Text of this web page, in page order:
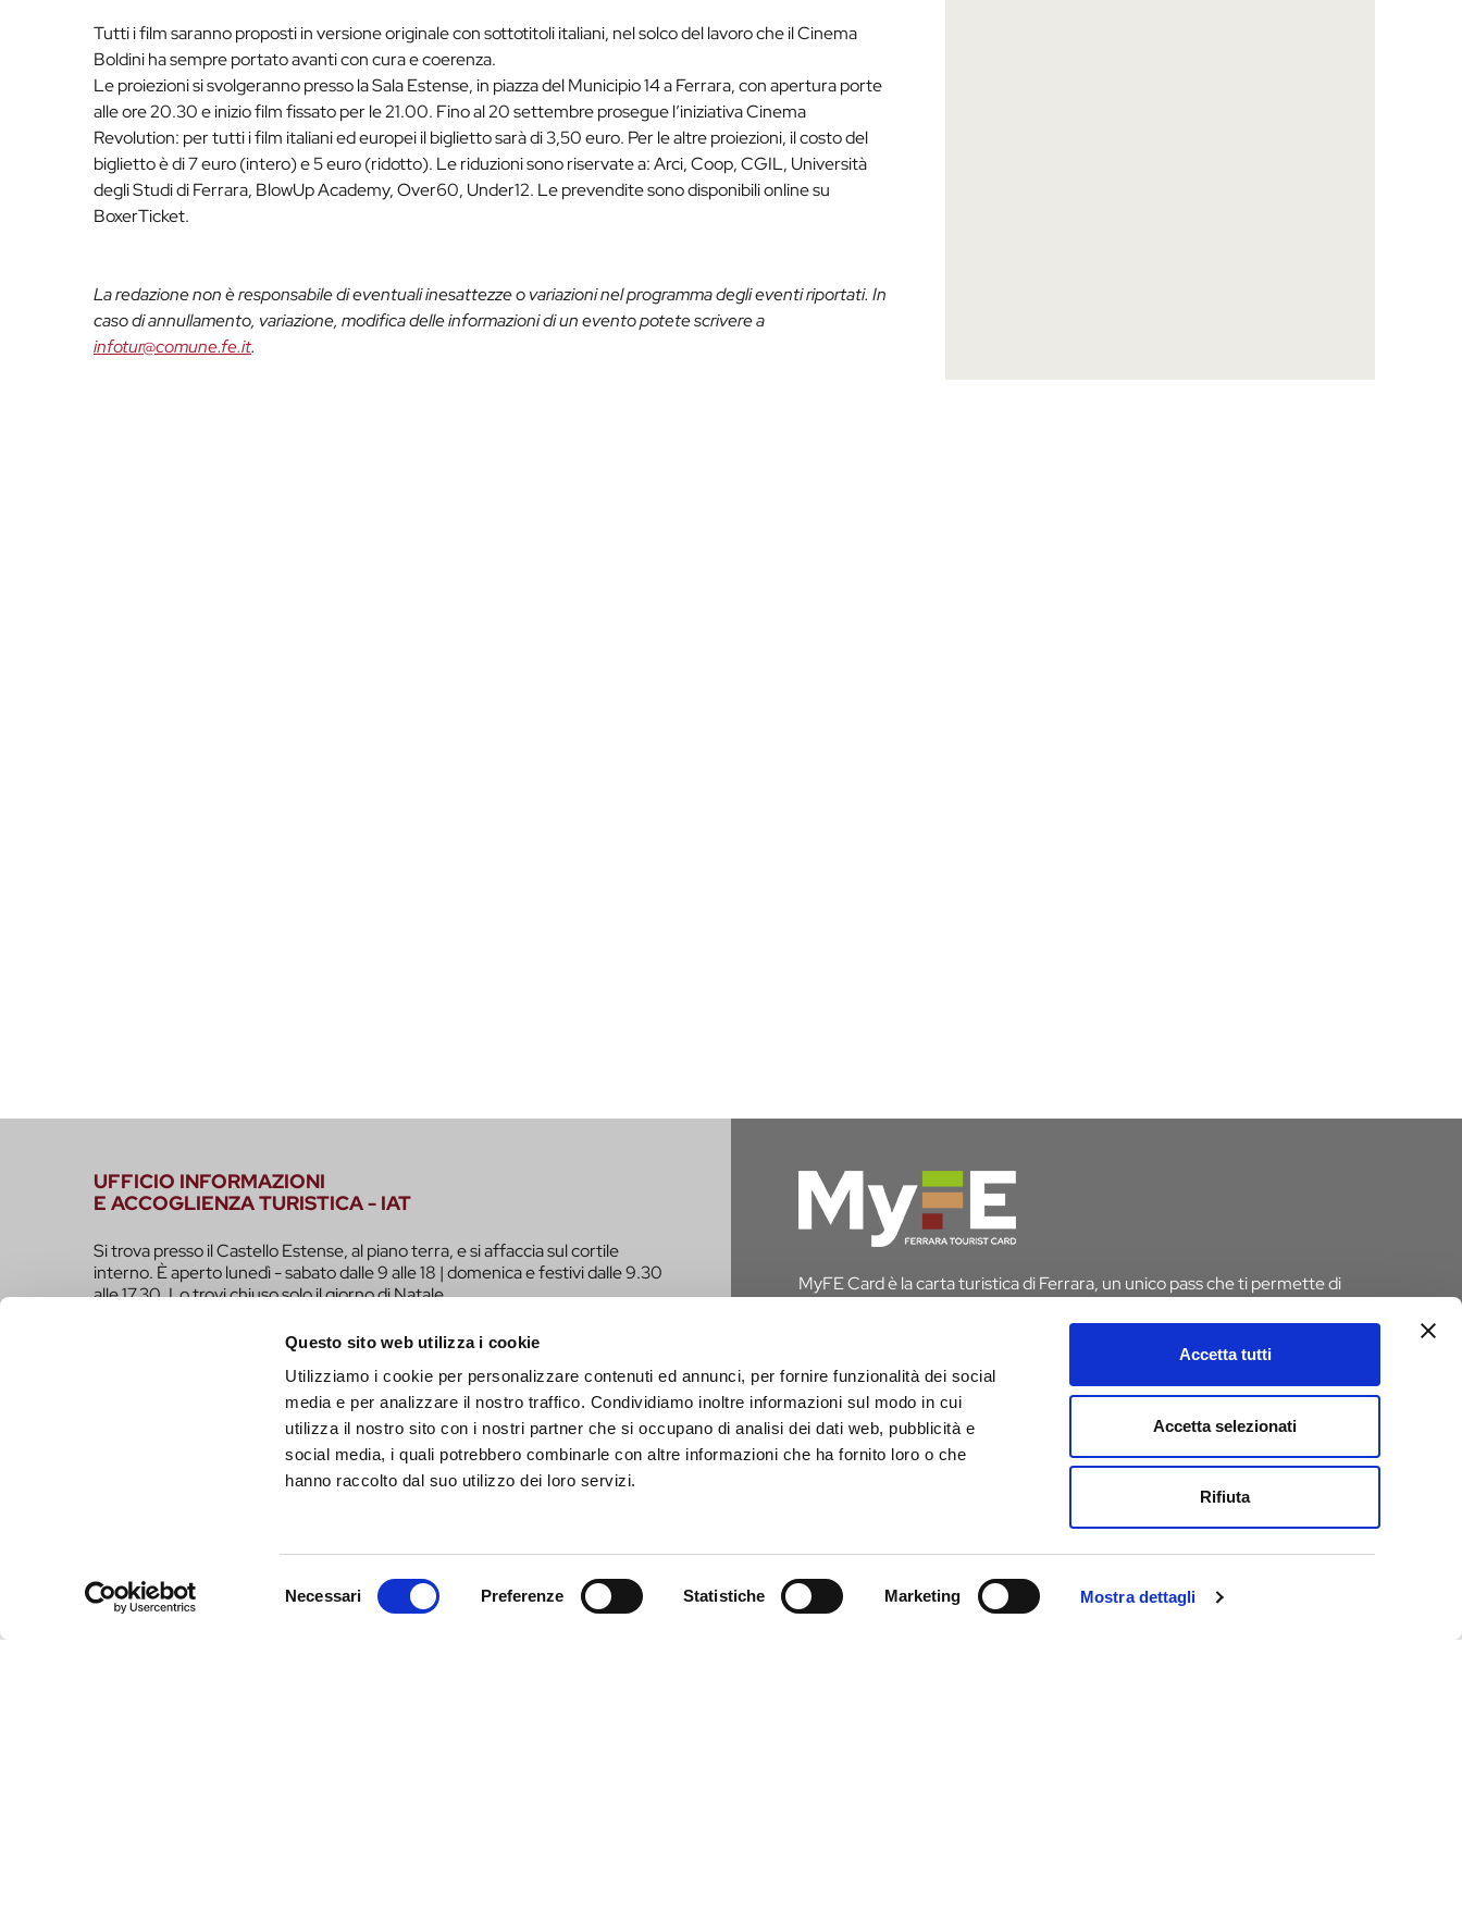
Questo sito web utilizza i cookie
Utilizziamo i cookie per personalizzare contenuti ed annunci, per fornire funzionalità dei social
media e per analizzare il nostro traffico. Condividiamo inoltre informazioni sul modo in cui
utilizza il nostro sito con i nostri partner che si occupano di analisi dei dati web, pubblicità e
social media, i quali potrebbero combinarle con altre informazioni che ha fornito loro o che
hanno raccolto dal suo utilizzo dei loro servizi.
Necessari Preferenze Statistiche Marketing Mostra dettagli
Accetta tutti
Accetta selezionati
Rifiuta
Tutti i film saranno proposti in versione originale con sottotitoli italiani, nel solco del lavoro che il Cinema
Boldini ha sempre portato avanti con cura e coerenza.
Le proiezioni si svolgeranno presso la Sala Estense, in piazza del Municipio 14 a Ferrara, con apertura porte
alle ore 20.30 e inizio film fissato per le 21.00. Fino al 20 settembre prosegue l’iniziativa Cinema
Revolution: per tutti i film italiani ed europei il biglietto sarà di 3,50 euro. Per le altre proiezioni, il costo del
biglietto è di 7 euro (intero) e 5 euro (ridotto). Le riduzioni sono riservate a: Arci, Coop, CGIL, Università
degli Studi di Ferrara, BlowUp Academy, Over60, Under12. Le prevendite sono disponibili online su
BoxerTicket.
La redazione non è responsabile di eventuali inesattezze o variazioni nel programma degli eventi riportati. In
caso di annullamento, variazione, modifica delle informazioni di un evento potete scrivere a
infotur@comune.fe.it.
UFFICIO INFORMAZIONI
E ACCOGLIENZA TURISTICA - IAT
Si trova presso il Castello Estense, al piano terra, e si affaccia sul cortile
interno. È aperto lunedì - sabato dalle 9 alle 18 | domenica e festivi dalle 9.30
alle 17.30. Lo trovi chiuso solo il giorno di Natale.
infotur@comune.fe.it 0532-419190
SEI UN OPERATORE TURISTICO E VUOI ESSERE CONTATTATO PER
FARE PARTE DEL PROGETTO INFERRARA?
MyFE Card è la carta turistica di Ferrara, un unico pass che ti permette di
hai diritto all’esenzione dall’imposta di soggiorno
SCOPRI MYFE CARD